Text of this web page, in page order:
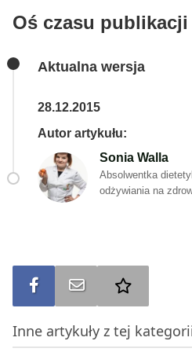
Oś czasu
Aktualna wersja
28.12.2015
Autor artykułu:
Sonia Walla
Absolwentka
odżywiania na
szkoleniach i
szczególnie
obiektywnie
związane z
Udostępnij na FBWyślij na e-mail
Inne artykuły z tej